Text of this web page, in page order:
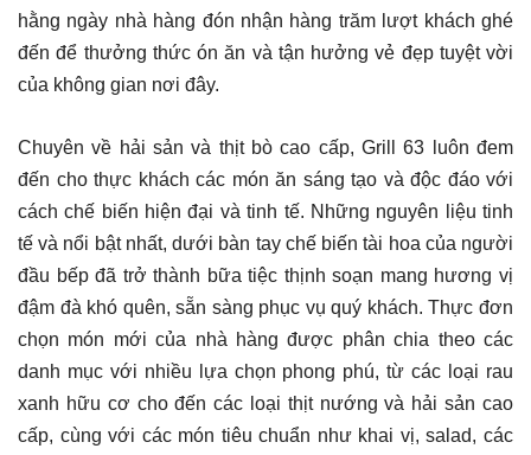
hằng ngày nhà hàng đón nhận hàng trăm lượt khách ghé
đến để thưởng thức ón ăn và tận hưởng vẻ đẹp tuyệt vời
của không gian nơi đây.
Chuyên về hải sản và thịt bò cao cấp, Grill 63 luôn đem
đến cho thực khách các món ăn sáng tạo và độc đáo với
cách chế biến hiện đại và tinh tế. Những nguyên liệu tinh
tế và nổi bật nhất, dưới bàn tay chế biến tài hoa của người
đầu bếp đã trở thành bữa tiệc thịnh soạn mang hương vị
đậm đà khó quên, sẵn sàng phục vụ quý khách. Thực đơn
chọn món mới của nhà hàng được phân chia theo các
danh mục với nhiều lựa chọn phong phú, từ các loại rau
xanh hữu cơ cho đến các loại thịt nướng và hải sản cao
cấp, cùng với các món tiêu chuẩn như khai vị, salad, các